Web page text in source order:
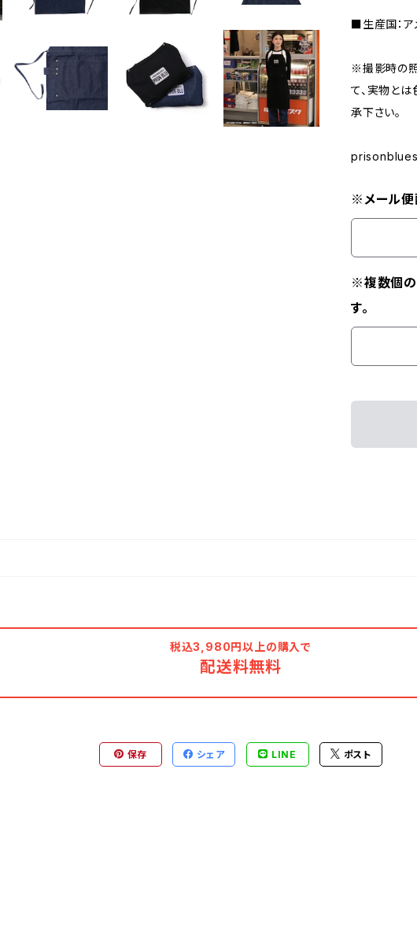
■生産国：ア
※撮影時の
て、実物と
承下さい。
※メール便
※複数個の
す。
税込3,980円以上の購入で
配送料無料
保存 シェア LINE ポスト